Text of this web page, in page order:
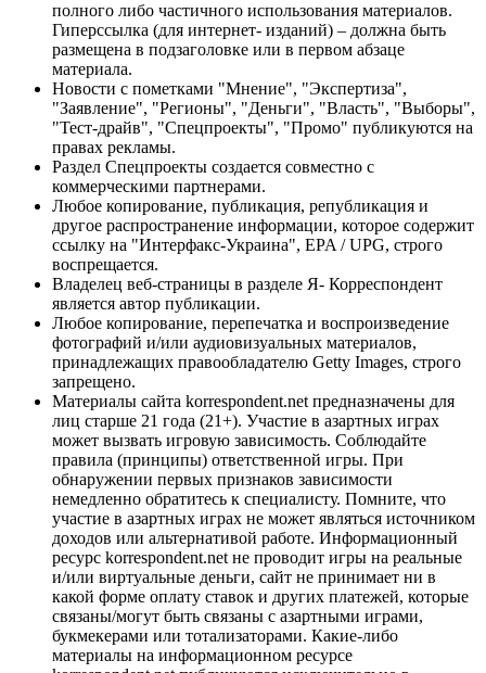
полного либо частичного использования материалов.
Гиперссылка (для интернет- изданий) – должна быть
размещена в подзаголовке или в первом абзаце
материала.
Новости с пометками "Мнение", "Экспертиза",
"Заявление", "Регионы", "Деньги", "Власть", "Выборы",
"Тест-драйв", "Спецпроекты", "Промо" публикуются на
правах рекламы.
Раздел Спецпроекты создается совместно с
коммерческими партнерами.
Любое копирование, публикация, републикация и
другое распространение информации, которое содержит
ссылку на "Интерфакс-Украина", EPA / UPG, строго
воспрещается.
Владелец веб-страницы в разделе Я- Корреспондент
является автор публикации.
Любое копирование, перепечатка и воспроизведение
фотографий и/или аудиовизуальных материалов,
принадлежащих правообладателю Getty Images, строго
запрещено.
Материалы сайта korrespondent.net предназначены для
лиц старше 21 года (21+). Участие в азартных играх
может вызвать игровую зависимость. Соблюдайте
правила (принципы) ответственной игры. При
обнаружении первых признаков зависимости
немедленно обратитесь к специалисту. Помните, что
участие в азартных играх не может являться источником
доходов или альтернативой работе. Информационный
ресурс korrespondent.net не проводит игры на реальные
и/или виртуальные деньги, сайт не принимает ни в
какой форме оплату ставок и других платежей, которые
связаны/могут быть связаны с азартными играми,
букмекерами или тотализаторами. Какие-либо
материалы на информационном ресурсе